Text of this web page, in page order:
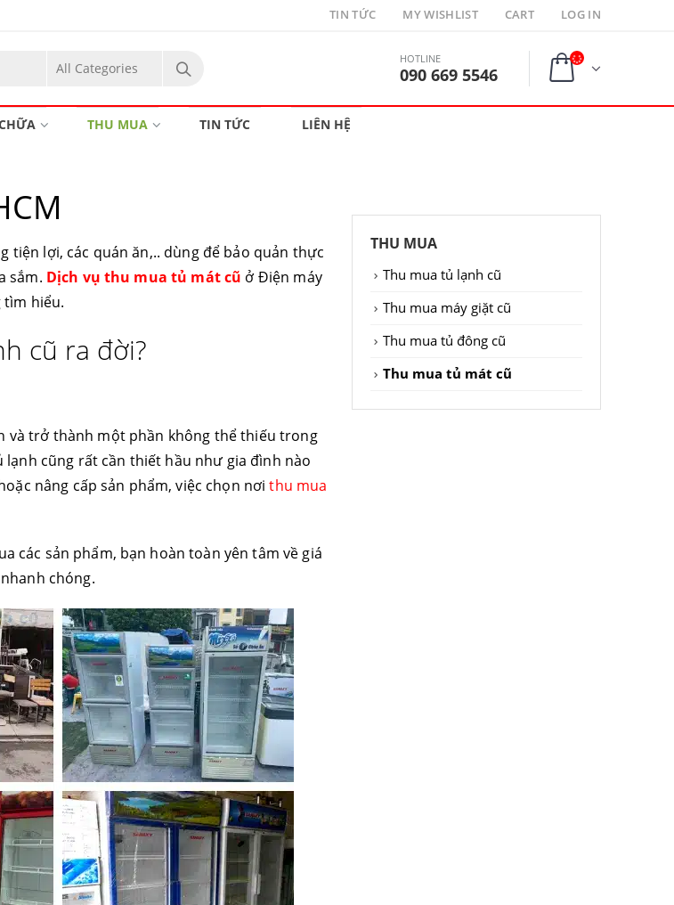
TIN TỨC MY WISHLIST CART LOG IN
HOTLINE
090 669 5546
THU MUA TIN TỨC LIÊN HỆ
lợi, các quán ăn,.. dùng để bảo quản thực
sắm. Dịch vụ thu mua tủ mát cũ ở Điện máy
tìm hiểu.
cũ ra đời?
và trở thành một phần không thể thiếu trong
cũng rất cần thiết hầu như gia đình nào
nâng cấp sản phẩm, việc chọn nơithu mua
các sản phẩm, bạn hoàn toàn yên tâm về giá
chóng.
THU MUA
Thu mua tủ lạnh cũ
Thu mua máy giặt cũ
Thu mua tủ đông cũ
Thu mua tủ mát cũ